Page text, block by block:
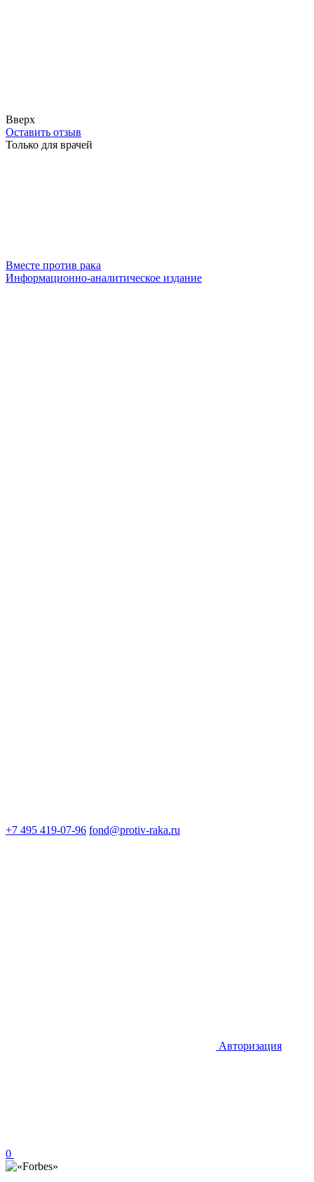
Вверх
Оставить отзыв
Только для врачей
Вместе против рака
Информационно-аналитическое издание
+7 495 419-07-96 fond@protiv-raka.ru
Авторизация
0